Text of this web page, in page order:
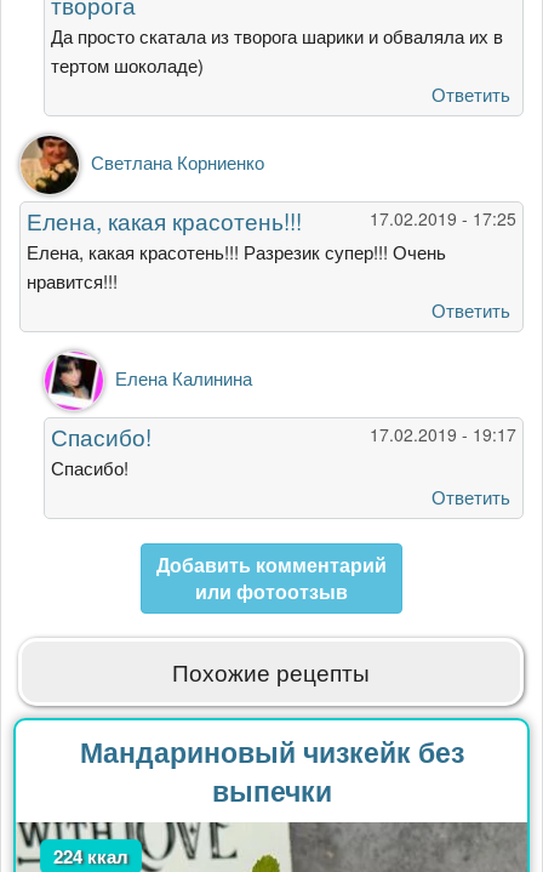
делали
творожные
от
Да просто скатала из творога шарики и обваляла их в
тертом шоколаде)
Ответить
Светлана Корниенко
17.02.2019 - 17:25
Елена, какая красотень!!!
Елена, какая красотень!!! Разрезик супер!!! Очень
нравится!!!
Ответить
Ответ
на
Елена,
какая
красотень!!!
Светлана
Елена Калинина
17.02.2019 - 19:17
Спасибо!
Спасибо!
Ответить
Добавить комментарий
или фотоотзыв
Похожие рецепты
Мандариновый чизкейк без
выпечки
224 ккал